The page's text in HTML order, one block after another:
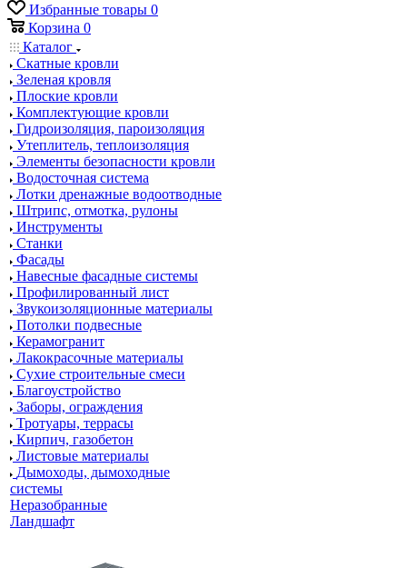
Избранные товары 0
Корзина 0
Каталог
Скатные кровли
Зеленая кровля
Плоские кровли
Комплектующие кровли
Гидроизоляция, пароизоляция
Утеплитель, теплоизоляция
Элементы безопасности кровли
Водосточная система
Лотки дренажные водоотводные
Штрипс, отмотка, рулоны
Инструменты
Станки
Фасады
Навесные фасадные системы
Профилированный лист
Звукоизоляционные материалы
Потолки подвесные
Керамогранит
Лакокрасочные материалы
Сухие строительные смеси
Благоустройство
Заборы, ограждения
Тротуары, террасы
Кирпич, газобетон
Листовые материалы
Дымоходы, дымоходные
системы
Неразобранные
Ландшафт